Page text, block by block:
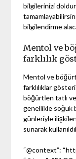
bilgilerinizi
bilgilendirme
Mentol ve
farklılık
Mentol ve
farklılıklar
böğürtlen tatlı
genellikle soğuk
günleriyle
sunarak
“@context”: